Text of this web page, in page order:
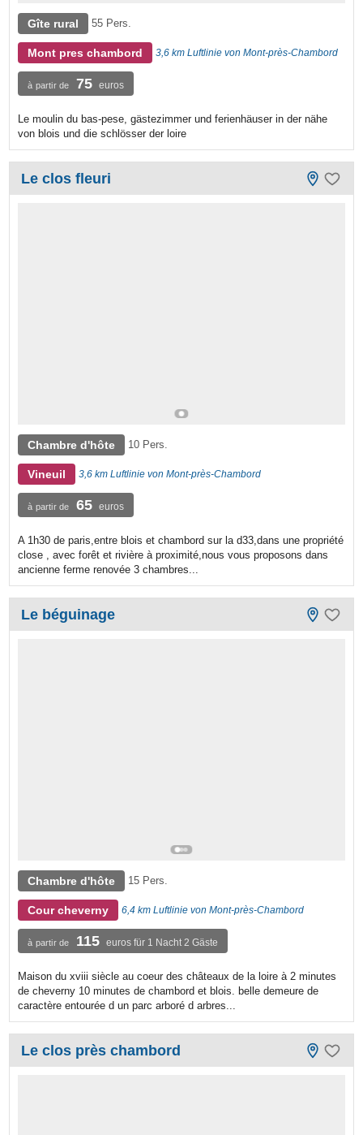
Gîte rural 55 Pers.
Mont pres chambord 3,6 km Luftlinie von Mont-près-Chambord
à partir de 75 euros
Le moulin du bas-pese, gästezimmer und ferienhäuser in der nähe
von blois und die schlösser der loire
Le clos fleuri
Chambre d'hôte 10 Pers.
Vineuil 3,6 km Luftlinie von Mont-près-Chambord
à partir de 65 euros
A 1h30 de paris,entre blois et chambord sur la d33,dans une propriété
close , avec forêt et rivière à proximité,nous vous proposons dans
ancienne ferme renovée 3 chambres...
Le béguinage
Chambre d'hôte 15 Pers.
Cour cheverny 6,4 km Luftlinie von Mont-près-Chambord
à partir de 115 euros für 1 Nacht 2 Gäste
Maison du xviii siècle au coeur des châteaux de la loire à 2 minutes
de cheverny 10 minutes de chambord et blois. belle demeure de
caractère entourée d un parc arboré d arbres...
Le clos près chambord